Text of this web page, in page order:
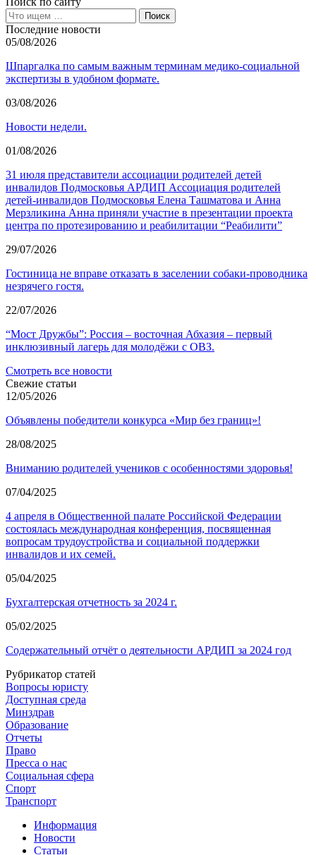
Последние новости
05/08/2026
Шпаргалка по самым важным терминам медико-социальной
экспертизы в удобном формате.
03/08/2026
Новости недели.
01/08/2026
31 июля представители ассоциации родителей детей
инвалидов Подмосковья АРДИП Ассоциация родителей
детей-инвалидов Подмосковья Елена Ташматова и Анна
Мерзликина Анна приняли участие в презентации проекта
центра по протезированию и реабилитации “Реабилити”
29/07/2026
Гостиница не вправе отказать в заселении собаки-проводника
незрячего гостя.
22/07/2026
“Мост Дружбы”: Россия – восточная Абхазия – первый
инклюзивный лагерь для молодёжи с ОВЗ.
Смотреть все новости
Свежие статьи
12/05/2026
Объявлены победители конкурса «Мир без границ»!
28/08/2025
Вниманию родителей учеников с особенностями здоровья!
07/04/2025
4 апреля в Общественной палате Российской Федерации
состоялась международная конференция, посвященная
вопросам трудоустройства и социальной поддержки
инвалидов и их семей.
05/04/2025
Бухгалтерская отчетность за 2024 г.
05/02/2025
Содержательный отчёт о деятельности АРДИП за 2024 год
Рубрикатор статей
Вопросы юристу
Доступная среда
Минздрав
Образование
Отчеты
Право
Пресса о нас
Социальная сфера
Спорт
Транспорт
Информация
Новости
Статьи